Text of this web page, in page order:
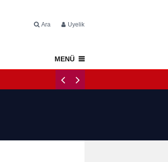
Ara Üyelik
MENÜ